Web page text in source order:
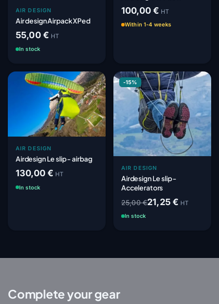
AIR DESIGN
Air design Airpack XPed
55,00 € HT
In stock
100,00 € HT
Within 1-4 weeks
AIR DESIGN
Airdesign Le slip - airbag
130,00 € HT
In stock
-15%
AIR DESIGN
Airdesign Le slip -
Accelerators
25,00 €21,25 € HT
In stock
Complete your gear